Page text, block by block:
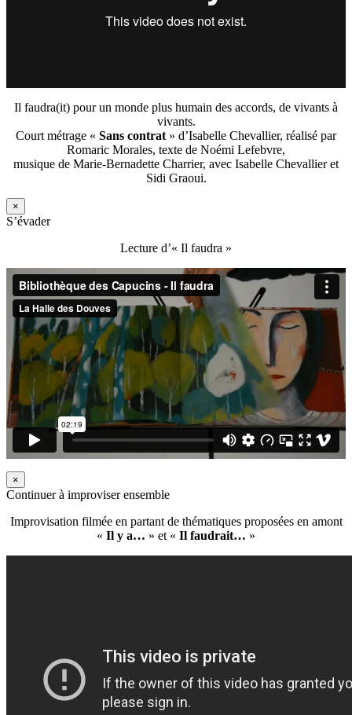
Il faudra(it) pour un monde plus humain des accords, de vivants à
vivants.
Court métrage « Sans contrat » d’Isabelle Chevallier, réalisé par
Romaric Morales, texte de Noémi Lefebvre,
musique de Marie-Bernadette Charrier, avec Isabelle Chevallier et
Sidi Graoui.
×
S’évader
Lecture d’« Il faudra »
×
Continuer à improviser ensemble
Improvisation filmée en partant de thématiques proposées en amont
« Il y a… » et « Il faudrait… »